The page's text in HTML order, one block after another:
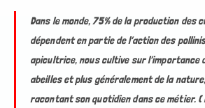
Dans le monde, 75% de la production des
dépendent en partie de l’action des
apicultrice, nous cultive sur l’importance
abeilles et plus généralement de la
racontant son quotidien dans ce métier. (